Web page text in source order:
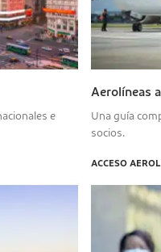
e
Aerolíneas
Una guía
socios.
ACCESO